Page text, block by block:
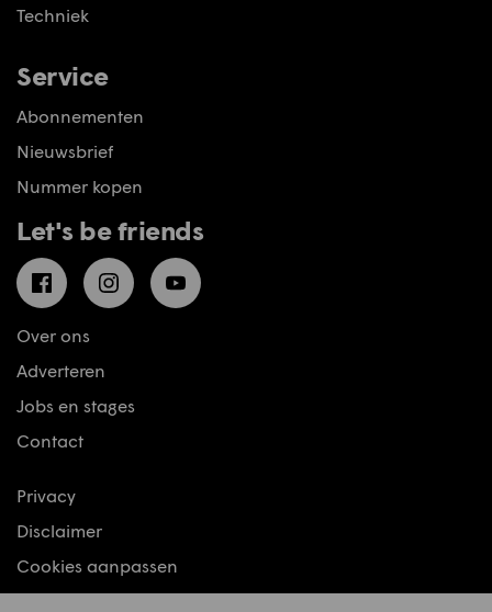
Techniek
Service
Abonnementen
Nieuwsbrief
Nummer kopen
Let's be friends
FacebookInstagramYouTube
Over ons
Adverteren
Jobs en stages
Contact
Privacy
Disclaimer
Cookies aanpassen